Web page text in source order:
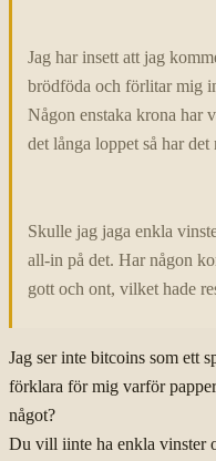
Jag har insett att jag
brödföda och förlitar mig
Någon enstaka krona har
det långa loppet så har
Skulle jag jaga enkla
all-in på det. Har någon
gott och ont, vilket hade
Jag ser inte bitcoins som ett
förklara för mig varför
något?
Du vill iinte ha enkla vinster